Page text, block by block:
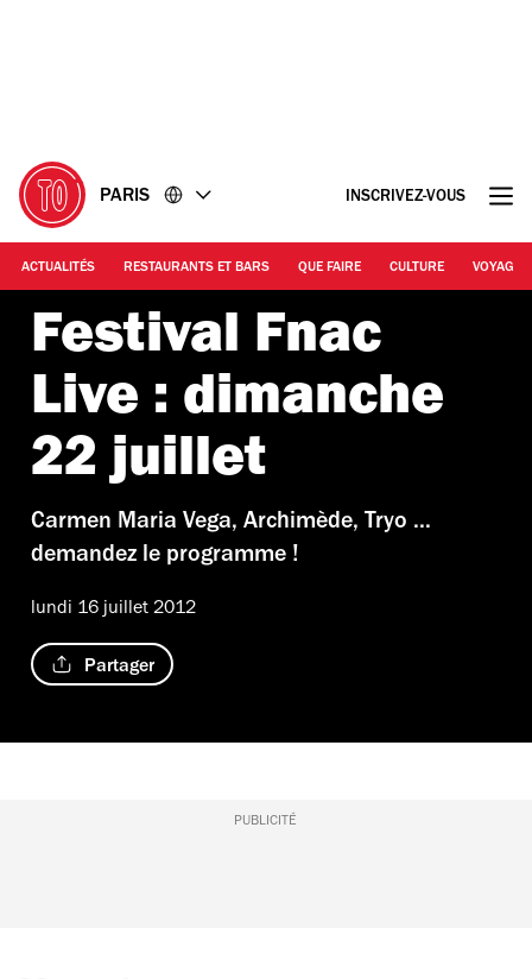
PARIS INSCRIVEZ-VOUS
ACTUALITÉS RESTAURANTS ET BARS QUE FAIRE CULTURE VOYAGE
Festival Fnac
Live : dimanche
22 juillet
Carmen Maria Vega, Archimède, Tryo ...
demandez le programme !
lundi 16 juillet 2012
Partager
PUBLICITÉ